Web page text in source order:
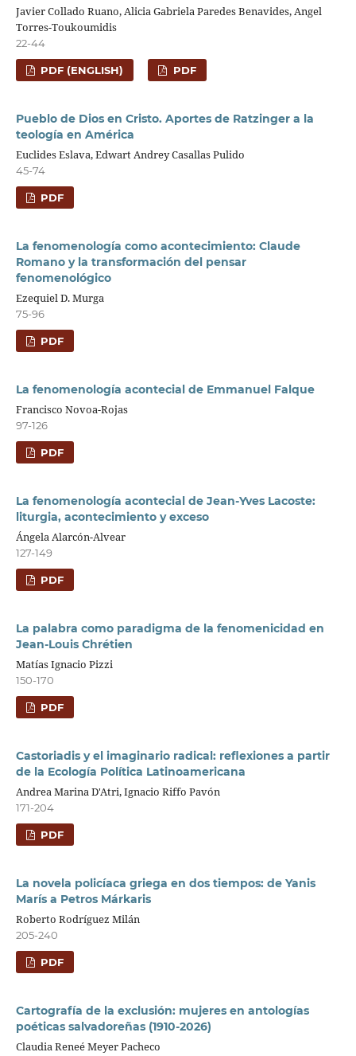
Javier Collado Ruano, Alicia Gabriela Paredes Benavides, Angel
Torres-Toukoumidis
22-44
PDF (ENGLISH) PDF
Pueblo de Dios en Cristo. Aportes de Ratzinger a la
teología en América
Euclides Eslava, Edwart Andrey Casallas Pulido
45-74
PDF
La fenomenología como acontecimiento: Claude
Romano y la transformación del pensar
fenomenológico
Ezequiel D. Murga
75-96
PDF
La fenomenología acontecial de Emmanuel Falque
Francisco Novoa-Rojas
97-126
PDF
La fenomenología acontecial de Jean-Yves Lacoste:
liturgia, acontecimiento y exceso
Ángela Alarcón-Alvear
127-149
PDF
La palabra como paradigma de la fenomenicidad en
Jean-Louis Chrétien
Matías Ignacio Pizzi
150-170
PDF
Castoriadis y el imaginario radical: reflexiones a partir
de la Ecología Política Latinoamericana
Andrea Marina D'Atri, Ignacio Riffo Pavón
171-204
PDF
La novela policíaca griega en dos tiempos: de Yanis
Marís a Petros Márkaris
Roberto Rodríguez Milán
205-240
PDF
Cartografía de la exclusión: mujeres en antologías
poéticas salvadoreñas (1910-2026)
Claudia Reneé Meyer Pacheco